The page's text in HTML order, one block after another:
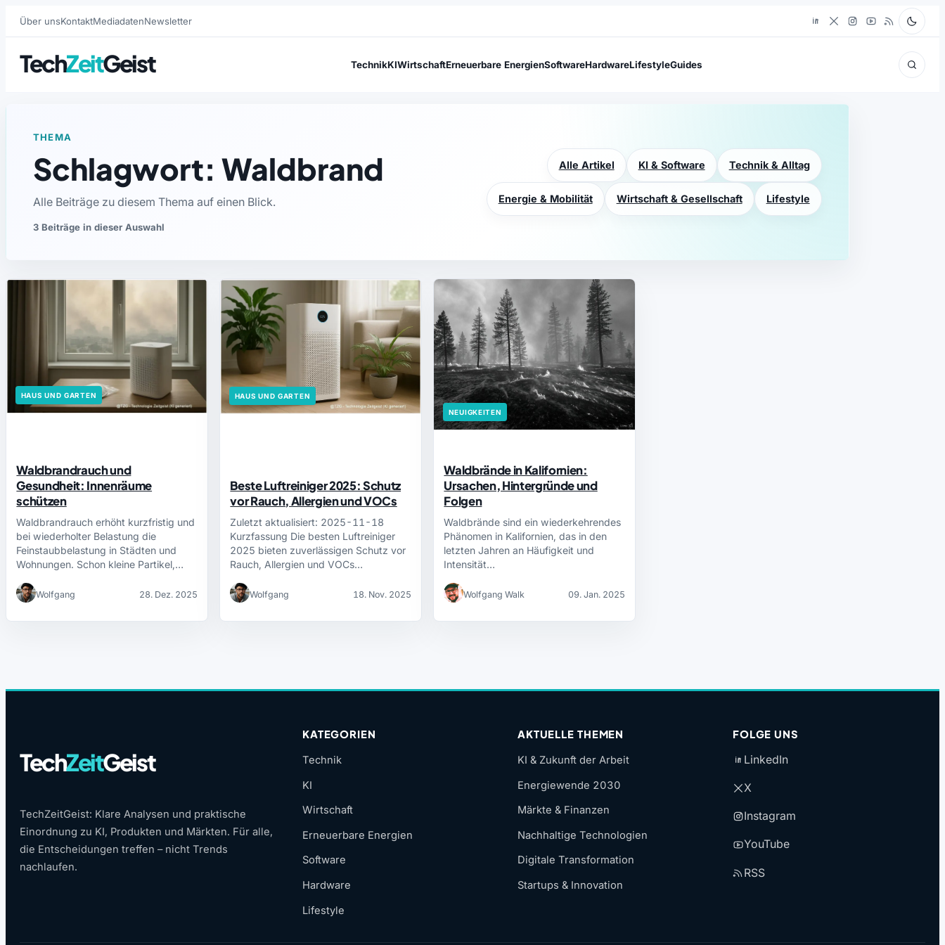
Über unsKontaktMediadatenNewsletter
TechZeitGeist TechnikKIWirtschaftErneuerbare EnergienSoftwareHardwareLifestyleGuides
THEMA
Schlagwort: Waldbrand
Alle Beiträge zu diesem Thema auf einen Blick.
3 Beiträge in dieser Auswahl
Alle Artikel KI & Software Technik & Alltag
Energie & Mobilität Wirtschaft & Gesellschaft Lifestyle
HAUS UND GARTEN
Waldbrandrauch und
Gesundheit: Innenräume
schützen
Waldbrandrauch erhöht kurzfristig und
bei wiederholter Belastung die
Feinstaubbelastung in Städten und
Wohnungen. Schon kleine Partikel,…
Wolfgang 28. Dez. 2025
HAUS UND GARTEN
Beste Luftreiniger 2025: Schutz
vor Rauch, Allergien und VOCs
Zuletzt aktualisiert: 2025-11-18
Kurzfassung Die besten Luftreiniger
2025 bieten zuverlässigen Schutz vor
Rauch, Allergien und VOCs…
Wolfgang 18. Nov. 2025
NEUIGKEITEN
Waldbrände in Kalifornien:
Ursachen, Hintergründe und
Folgen
Waldbrände sind ein wiederkehrendes
Phänomen in Kalifornien, das in den
letzten Jahren an Häufigkeit und
Intensität…
Wolfgang Walk 09. Jan. 2025
TechZeitGeist
TechZeitGeist: Klare Analysen und praktische
Einordnung zu KI, Produkten und Märkten. Für alle,
die Entscheidungen treffen – nicht Trends
nachlaufen.
KATEGORIEN
Technik
KI
Wirtschaft
Erneuerbare Energien
Software
Hardware
Lifestyle
AKTUELLE THEMEN
KI & Zukunft der Arbeit
Energiewende 2030
Märkte & Finanzen
Nachhaltige Technologien
Digitale Transformation
Startups & Innovation
FOLGE UNS
LinkedIn
X
Instagram
YouTube
RSS